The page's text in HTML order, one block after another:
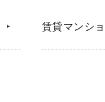
賃貸マンシ